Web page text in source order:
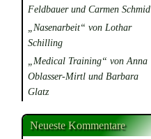
Feldbauer und Carmen Schmid
„Nasenarbeit“ von Lothar
Schilling
„Medical Training“ von Anna
Oblasser-Mirtl und Barbara
Glatz
Neueste Kommentare